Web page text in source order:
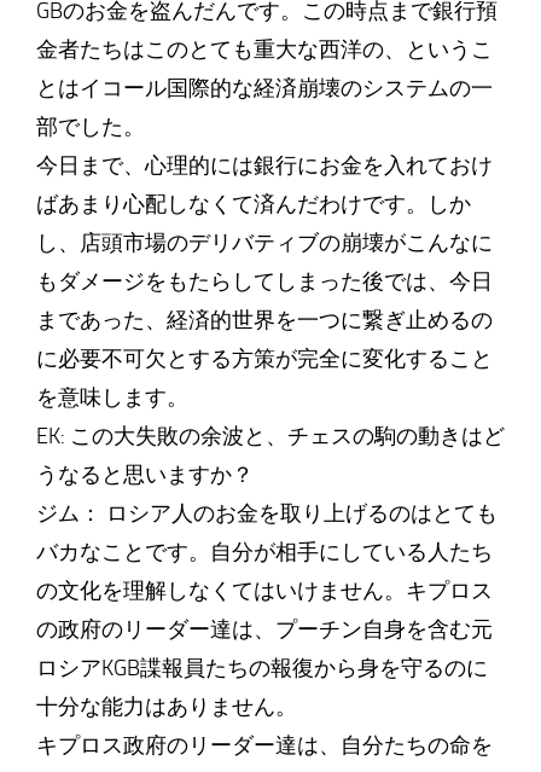
GBのお金を盗んだんです。この時点まで銀行預
金者たちはこのとても重大な西洋の、というこ
とはイコール国際的な経済崩壊のシステムの一
部でした。
今日まで、心理的には銀行にお金を入れておけ
ばあまり心配しなくて済んだわけです。しか
し、店頭市場のデリバティブの崩壊がこんなに
もダメージをもたらしてしまった後では、今日
まであった、経済的世界を一つに繋ぎ止めるの
に必要不可欠とする方策が完全に変化すること
を意味します。
EK: この大失敗の余波と、チェスの駒の動きはど
うなると思いますか？
ジム： ロシア人のお金を取り上げるのはとても
バカなことです。自分が相手にしている人たち
の文化を理解しなくてはいけません。キプロス
の政府のリーダー達は、プーチン自身を含む元
ロシアKGB諜報員たちの報復から身を守るのに
十分な能力はありません。
キプロス政府のリーダー達は、自分たちの命を